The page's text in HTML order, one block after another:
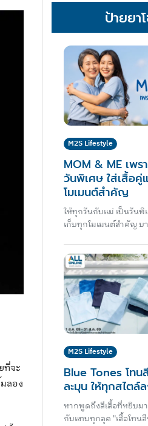
ที่จะ
ลอง
ป้ายยา
M2S Lifestyle
MOM & ME เพ
วันพิเศษ ใส่เสื้อคู่
โมเมนต์สำคัญ
ให้ทุกวันกับแม่ เป็นวันพิ
เก็บทุ
M2S Lifestyle
Blue Tones โทน
ละมุน ให้ทุกสไตล์
หากพูดถึงสีเสื้อที่หยิบม
กับแทบทุกลุค "เสื้อโทนสี